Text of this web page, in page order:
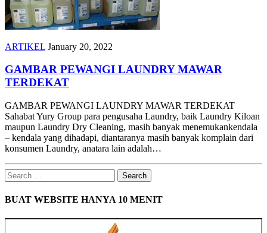
ARTIKEL January 20, 2022
GAMBAR PEWANGI LAUNDRY MAWAR
TERDEKAT
GAMBAR PEWANGI LAUNDRY MAWAR TERDEKAT
Sahabat Yury Group para pengusaha Laundry, baik Laundry Kiloan
maupun Laundry Dry Cleaning, masih banyak menemukankendala
– kendala yang dihadapi, diantaranya masih banyak komplain dari
konsumen Laundry, anatara lain adalah…
Search
for:
BUAT WEBSITE HANYA 10 MENIT